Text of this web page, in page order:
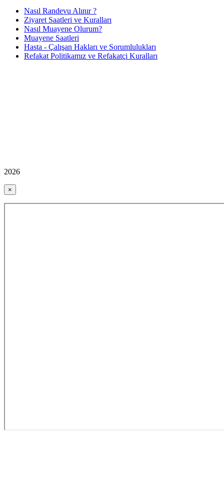
Nasıl Randevu Alınır ?
Ziyaret Saatleri ve Kuralları
Nasıl Muayene Olurum?
Muayene Saatleri
Hasta - Çalışan Hakları ve Sorumlulukları
Refakat Politikamız ve Refakatçi Kuralları
2026
×